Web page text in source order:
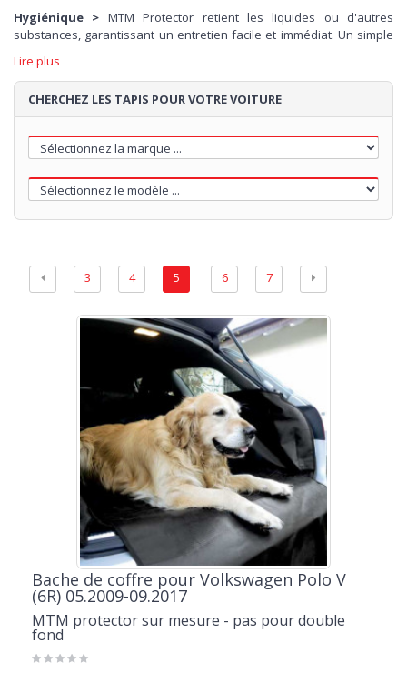
Hygiénique > MTM Protector retient les liquides ou d'autres
substances, garantissant un entretien facile et immédiat. Un simple
compris en hauteur, et peut être facilement fixé aux sièges arrière.
Résistant >en polyester de haute qualité, il résiste aux huiles, aux
produits chimiques et aux températures extrêmes. Les coutures
renforcées garantissent une longue durée de vie. Enfin, le seuil de
protection protège votre pare-chocs contre les rayures.
Stable >confectionné sur-mesure, il reste parfaitement en place et
les objets ne se déplacent pas dans le coffre. Si vous devez rabattre
les sièges arrière pour transporter un objet, ils seront également
Compact >MTM Protector est facile à installer dans le coffre, et
vous pouvez le retirer très simplement quand vous n'en avez pas
Lire plus
CHERCHEZ LES TAPIS POUR VOTRE VOITURE
3 4 5 6 7
Bache de coffre pour Volkswagen Polo V
(6R) 05.2009-09.2017
MTM protector sur mesure - pas pour double
fond